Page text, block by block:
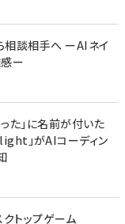
相談相手へ ーAIネイ
ー
た」に名前が付いた
」がAIコーディン
クトップゲーム